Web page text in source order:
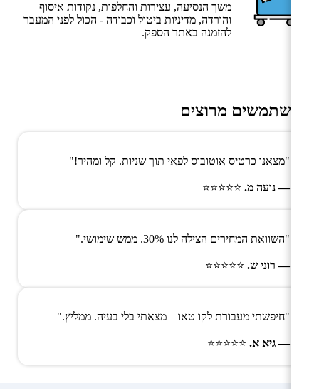
משך הנסיעה, עצירות והחלפות, נקודות איסוף
והורדה, מדיניות ביטול וכבודה - הכול לפני המעבר
להזמנה באתר הספק.
משתמשים מרוצים
"מצאנו כרטיס אוטובוס לפאי תוך שניות. קל ומהיר!"
— נועה מ. ⭐⭐⭐⭐⭐
"השוואת המחירים הצילה לנו 30%. ממש שימושי."
— רוני ש. ⭐⭐⭐⭐⭐
"חיפשתי מעבורת לקו טאו – מצאתי בלי בעיה. ממליץ."
— גיא א. ⭐⭐⭐⭐⭐